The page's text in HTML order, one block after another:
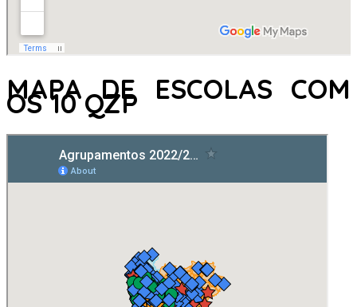
MAPA DE ESCOLAS COM
OS 10 QZP